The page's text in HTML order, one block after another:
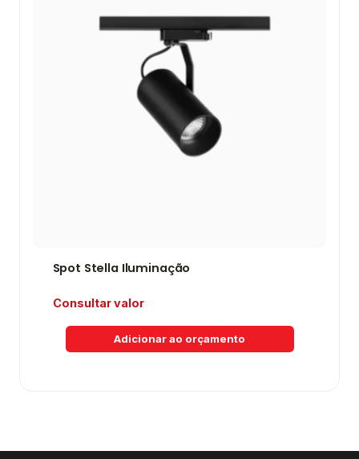
Spot Stella Iluminação
Consultar valor
Adicionar ao orçamento